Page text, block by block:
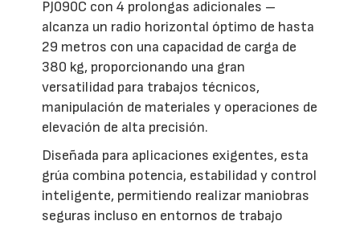
PJ090C con 4 prolongas adicionales –
alcanza un radio horizontal óptimo de hasta
29 metros con una capacidad de carga de
380 kg, proporcionando una gran
versatilidad para trabajos técnicos,
manipulación de materiales y operaciones de
elevación de alta precisión.
Diseñada para aplicaciones exigentes, esta
grúa combina potencia, estabilidad y control
inteligente, permitiendo realizar maniobras
seguras incluso en entornos de trabajo